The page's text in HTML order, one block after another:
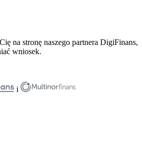
na stronę naszego partnera DigiFinans,
wniosek.
i